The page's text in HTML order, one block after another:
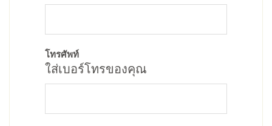
โทรศัพท์
ใส่เบอร์โทรของคุณ